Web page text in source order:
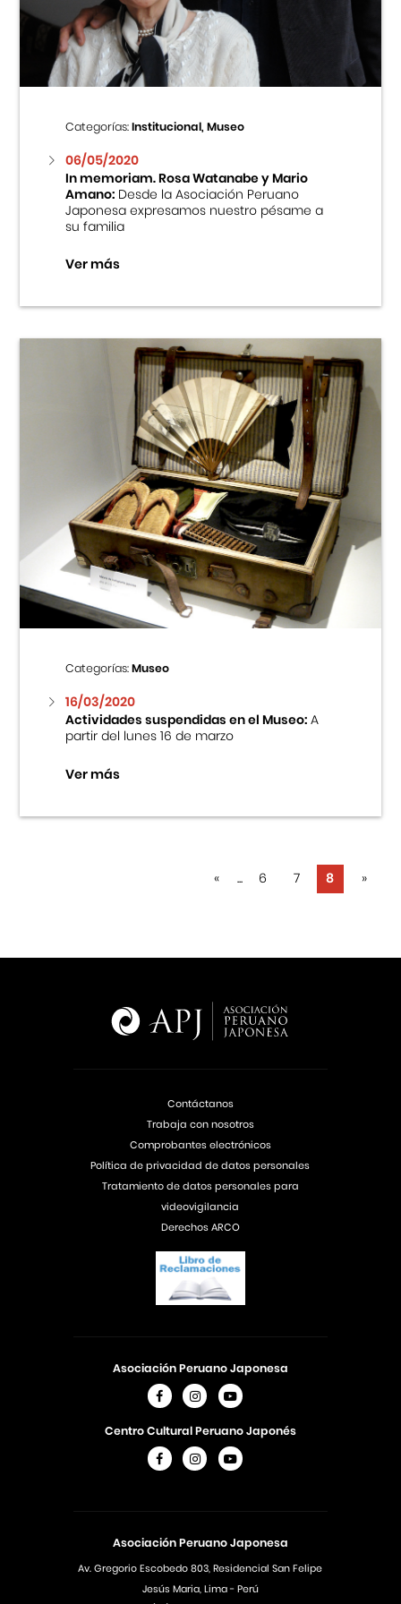
Centro Cultural Peruano Japonés
Cursos
Museo de la Inmigración Japonesa
Fondo Editorial
Teatro Peruano Japonés
Categorías:Institucional, Museo
06/05/2020
In memoriam. Rosa Watanabe y Mario
Amano:Desde la Asociación Peruano
Japonesa expresamos nuestro pésame a
su familia
Ver más
Categorías:Museo
16/03/2020
Actividades suspendidas en el Museo:A
partir del lunes 16 de marzo
Ver más
« ... 6 7 8 »
Asociación Peruano Japonesa
Av. Gregorio Escobedo 803, Residencial San Felipe
Jesús Maria, Lima - Perú
Asociación Peruano Japonesa
Centro Cultural Peruano Japonés
Contáctanos
Trabaja con nosotros
Comprobantes electrónicos
Política de privacidad de datos personales
Tratamiento de datos personales para
videovigilancia
Derechos ARCO